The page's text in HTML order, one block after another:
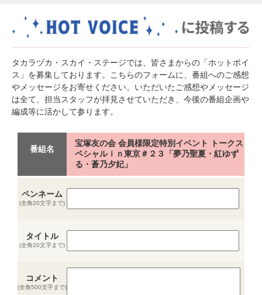
タカラヅカ・スカイ・ステージでは、皆さまからの「ホットボイ
ス」を募集しております。こちらのフォームに、番組へのご感想
やメッセージをお寄せください。いただいたご感想やメッセージ
は全て、担当スタッフが拝見させていただき、今後の番組企画や
編成等に活かして参ります。
番組名
宝塚友の会 会員様限定特別イベント トークス
ペシャルｉｎ東京＃２３「夢乃聖夏・紅ゆず
る・蒼乃夕妃」
ペンネーム
(全角20文字まで)
タイトル
(全角20文字まで)
コメント
(全角500文字まで)